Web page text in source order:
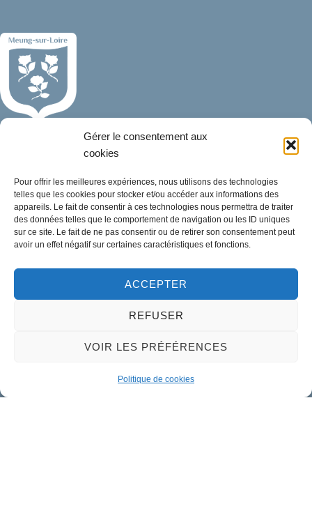
Gérer le consentement aux
cookies
Pour offrir les meilleures expériences, nous utilisons des technologies
telles que les cookies pour stocker et/ou accéder aux informations des
appareils. Le fait de consentir à ces technologies nous permettra de traiter
des données telles que le comportement de navigation ou les ID uniques
sur ce site. Le fait de ne pas consentir ou de retirer son consentement peut
avoir un effet négatif sur certaines caractéristiques et fonctions.
ACCEPTER
REFUSER
VOIR LES PRÉFÉRENCES
Politique de cookies
Mairie de Meung-sur-Loire
45130 Meung-sur-Loire
02 38 46 94 94
mairie@meung-sur-loire.com
Mardi :14h00 à 17h30
Mercredi à vendredi :
9h00 à 12h30 & 14h00 à 17h30